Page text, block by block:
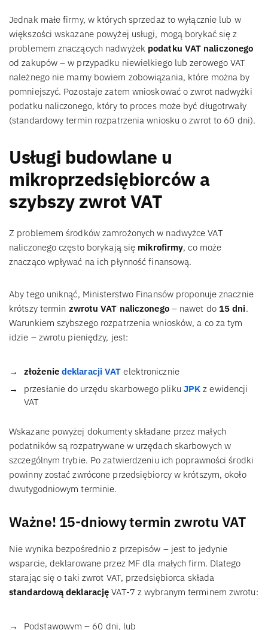
Jednak małe firmy, w których sprzedaż to wyłącznie lub w
większości wskazane powyżej usługi, mogą borykać się z
problemem znaczących nadwyżek podatku VAT naliczonego
od zakupów – w przypadku niewielkiego lub zerowego VAT
należnego nie mamy bowiem zobowiązania, które można by
pomniejszyć. Pozostaje zatem wnioskować o zwrot nadwyżki
podatku naliczonego, który to proces może być długotrwały
(standardowy termin rozpatrzenia wniosku o zwrot to 60 dni).
Usługi budowlane u
mikroprzedsiębiorców a
szybszy zwrot VAT
Z problemem środków zamrożonych w nadwyżce VAT
naliczonego często borykają się mikrofirmy, co może
znacząco wpływać na ich płynność finansową.
Aby tego uniknąć, Ministerstwo Finansów proponuje znacznie
krótszy termin zwrotu VAT naliczonego– nawet do 15 dni.
Warunkiem szybszego rozpatrzenia wniosków, a co za tym
idzie – zwrotu pieniędzy, jest:
złożenie deklaracji VAT elektronicznie
przesłanie do urzędu skarbowego pliku JPK z ewidencji
VAT
Wskazane powyżej dokumenty składane przez małych
podatników są rozpatrywane w urzędach skarbowych w
szczególnym trybie. Po zatwierdzeniu ich poprawności środki
powinny zostać zwrócone przedsiębiorcy w krótszym, około
dwutygodniowym terminie.
Ważne! 15-dniowy termin zwrotu VAT
Nie wynika bezpośrednio z przepisów – jest to jedynie
wsparcie, deklarowane przez MF dla małych firm. Dlatego
starając się o taki zwrot VAT, przedsiębiorca składa
standardową deklarację VAT-7 z wybranym terminem zwrotu:
Podstawowym – 60 dni, lub